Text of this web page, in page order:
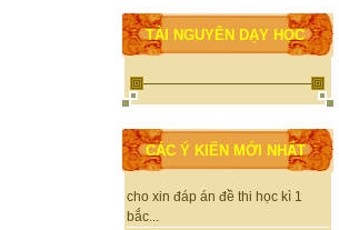
TÀI NGUYÊN DẠY HỌC
CÁC Ý KIẾN MỚI NHẤT
cho xin đáp án đề thi học kì 1
bắc...